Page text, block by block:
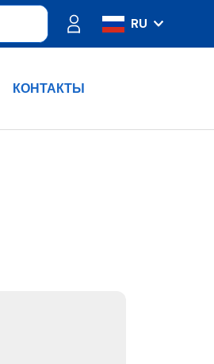
RU
IT
PT
КОНТАКТЫ